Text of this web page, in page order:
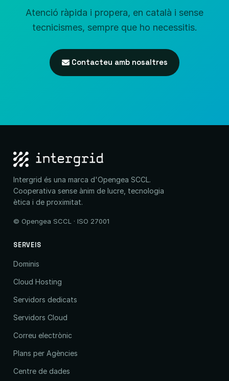
Atenció ràpida i propera, en català i sense
tecnicismes, sempre que ho necessitis.
Contacteu amb nosaltres
Intergrid és una marca d'Opengea SCCL.
Cooperativa sense ànim de lucre, tecnologia
ètica i de proximitat.
© Opengea SCCL · ISO 27001
SERVEIS
Dominis
Cloud Hosting
Servidors dedicats
Servidors Cloud
Correu electrònic
Plans per Agències
Centre de dades